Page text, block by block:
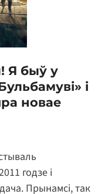
Я быў у
і
новае
годзе і
Прынамсі, так